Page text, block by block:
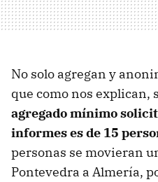
No solo agregan y
que como nos explican,
agregado mínimo
informes es de 15
personas se movieran
Pontevedra a Almería,